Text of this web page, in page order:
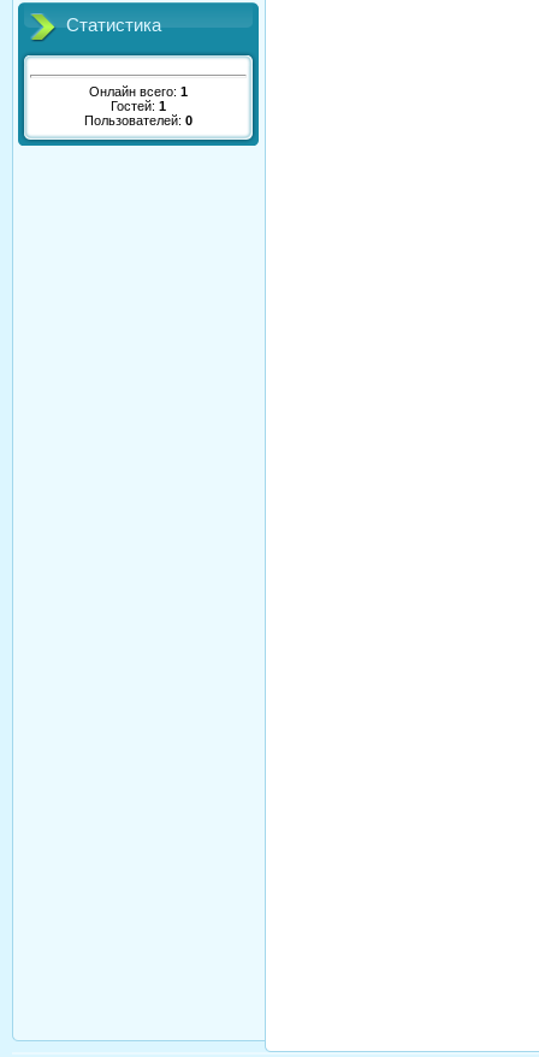
Статистика
Онлайн всего: 1
Гостей: 1
Пользователей: 0